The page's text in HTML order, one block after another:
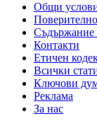
Общи
Съдържание
Контакти
Етичен
Всички
Ключови
Реклама
За нас